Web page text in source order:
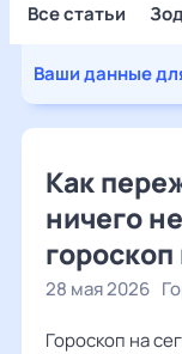
Все статьи
Ваши данные
Как
ничего
28 мая 2026
Гороскоп на